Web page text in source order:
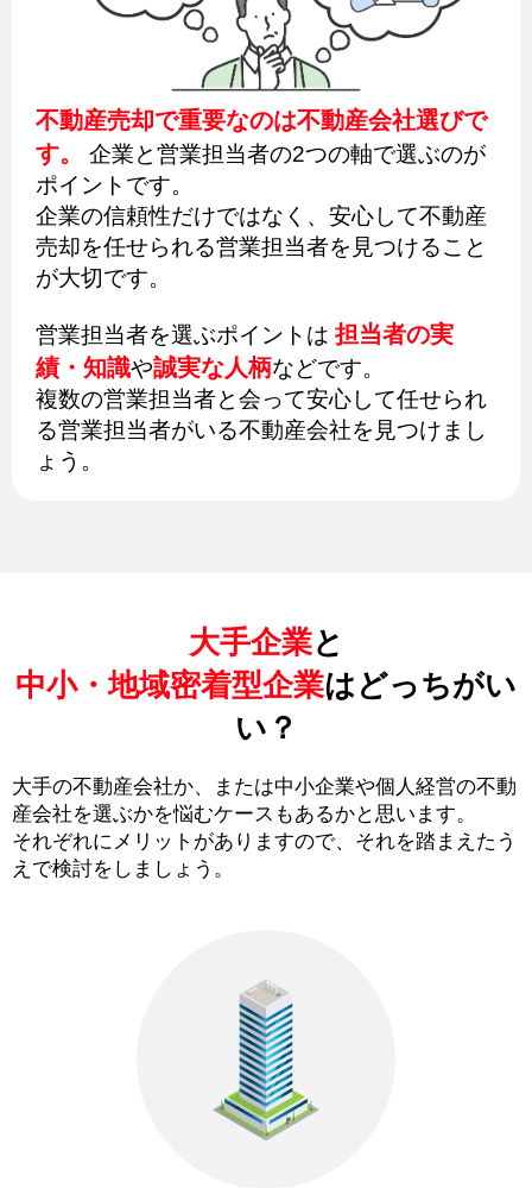
不動産売却で重要なのは不動産会社選びで
す。
企業と営業担当者の2つの軸で選ぶのが
ポイントです。
企業の信頼性だけではなく、安心して不動産
売却を任せられる営業担当者を見つけること
が大切です。
営業担当者を選ぶポイントは 担当者の実
績・知識や誠実な人柄などです。
複数の営業担当者と会って安心して任せられ
る営業担当者がいる不動産会社を見つけまし
ょう。
大手企業と
中小・地域密着型企業はどっちがい
い？
大手の不動産会社か、または中小企業や個人経営の不動
産会社を選ぶかを悩むケースもあるかと思います。
それぞれにメリットがありますので、それを踏まえたう
えで検討をしましょう。